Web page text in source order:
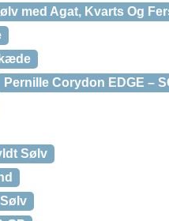
med Agat, Kvarts Og
Pernille Corydon EDGE –
Sølv